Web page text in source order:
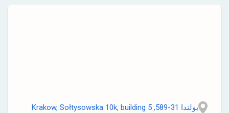
بولندا 31-589, Krakow, Sołtysowska 10k, building 5